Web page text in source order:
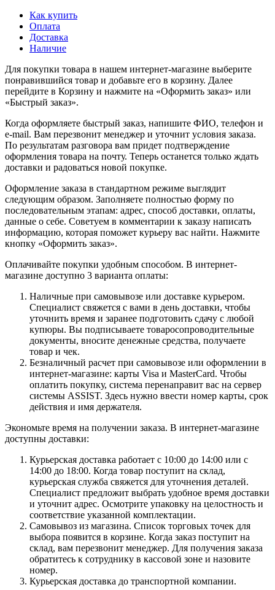
Как купить
Оплата
Доставка
Наличие
Для покупки товара в нашем интернет-магазине выберите
понравившийся товар и добавьте его в корзину. Далее
перейдите в Корзину и нажмите на «Оформить заказ» или
«Быстрый заказ».
Когда оформляете быстрый заказ, напишите ФИО, телефон и
e-mail. Вам перезвонит менеджер и уточнит условия заказа.
По результатам разговора вам придет подтверждение
оформления товара на почту. Теперь останется только ждать
доставки и радоваться новой покупке.
Оформление заказа в стандартном режиме выглядит
следующим образом. Заполняете полностью форму по
последовательным этапам: адрес, способ доставки, оплаты,
данные о себе. Советуем в комментарии к заказу написать
информацию, которая поможет курьеру вас найти. Нажмите
кнопку «Оформить заказ».
Оплачивайте покупки удобным способом. В интернет-
магазине доступно 3 варианта оплаты:
Наличные при самовывозе или доставке курьером.
Специалист свяжется с вами в день доставки, чтобы
уточнить время и заранее подготовить сдачу с любой
купюры. Вы подписываете товаросопроводительные
документы, вносите денежные средства, получаете
товар и чек.
Безналичный расчет при самовывозе или оформлении в
интернет-магазине: карты Visa и MasterCard. Чтобы
оплатить покупку, система перенаправит вас на сервер
системы ASSIST. Здесь нужно ввести номер карты, срок
действия и имя держателя.
Экономьте время на получении заказа. В интернет-магазине
доступны доставки:
Курьерская доставка работает с 10:00 до 14:00 или с
14:00 до 18:00. Когда товар поступит на склад,
курьерская служба свяжется для уточнения деталей.
Специалист предложит выбрать удобное время доставки
и уточнит адрес. Осмотрите упаковку на целостность и
соответствие указанной комплектации.
Самовывоз из магазина. Список торговых точек для
выбора появится в корзине. Когда заказ поступит на
склад, вам перезвонит менеджер. Для получения заказа
обратитесь к сотруднику в кассовой зоне и назовите
номер.
Курьерская доставка до транспортной компании.